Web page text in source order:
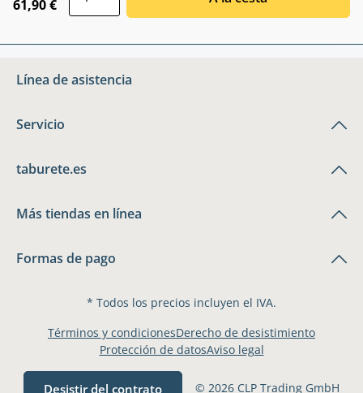
61,90 €
Línea de asistencia
Servicio
taburete.es
Más tiendas en línea
Formas de pago
* Todos los precios incluyen el IVA.
Desistir del contrato © 2026 CLP Trading GmbH
Términos y condicionesDerecho de desistimiento
Protección de datosAviso legal